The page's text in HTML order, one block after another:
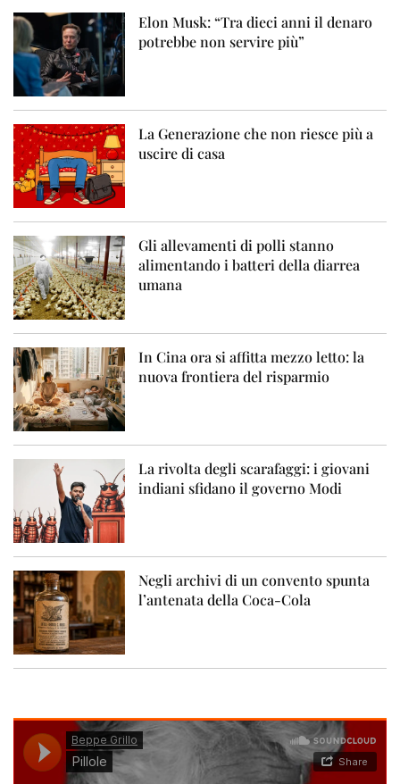
Elon Musk: “Tra dieci anni il denaro
potrebbe non servire più”
La Generazione che non riesce più a
uscire di casa
Gli allevamenti di polli stanno
alimentando i batteri della diarrea
umana
In Cina ora si affitta mezzo letto: la
nuova frontiera del risparmio
La rivolta degli scarafaggi: i giovani
indiani sfidano il governo Modi
Negli archivi di un convento spunta
l’antenata della Coca-Cola